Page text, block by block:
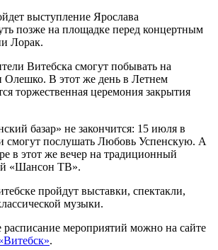
выступление Ярослава
позже на площадке перед концертным
Лорак.
Витебска смогут побывать на
Олешко. В этот же день в Летнем
торжественная церемония закрытия
базар» не закончится: 15 июля в
смогут послушать Любовь Успенскую. А
в этот же вечер на традиционный
«Шансон ТВ».
пройдут выставки, спектакли,
музыки.
расписание мероприятий можно на сайте
.